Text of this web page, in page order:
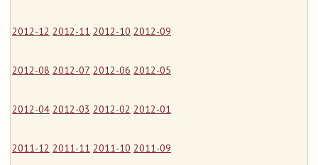
2012-12 2012-11 2012-10 2012-09
2012-08 2012-07 2012-06 2012-05
2012-04 2012-03 2012-02 2012-01
2011-12 2011-11 2011-10 2011-09